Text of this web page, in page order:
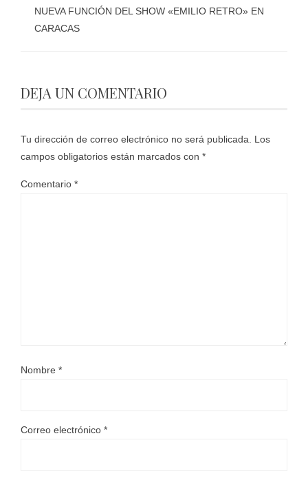
NUEVA FUNCIÓN DEL SHOW «EMILIO RETRO» EN
CARACAS
DEJA UN COMENTARIO
Tu dirección de correo electrónico no será publicada.
Los
campos obligatorios están marcados con *
Comentario *
Nombre *
Correo electrónico *